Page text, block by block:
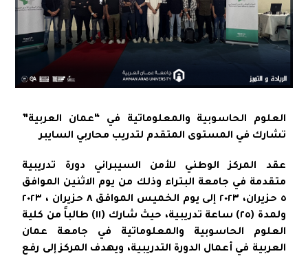
العلوم الحاسوبية والمعلوماتية في “عمان العربية”
تشارك في المستوى المتقدم لتدريب محاربي السايبر
عقد المركز الوطني للأمن السيبراني دورة تدريبية
متقدمة في جامعة البتراء وذلك من يوم الاثنين الموافق
٥ حزيران، ٢٠٢٣ إلى يوم الخميس الموافق ٨ حزيران ، ٢٠٢٣
ولمدة (٢٥) ساعة تدريبية، حيث شارك (١١) طالباً من كلية
العلوم الحاسوبية والمعلوماتية في جامعة عمان
العربية في أعمال الدورة التدريبية، ويهدف المركز إلى رفع